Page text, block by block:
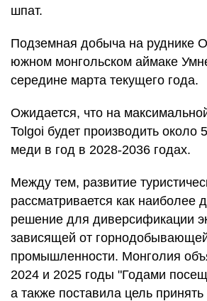
шпат.
Подземная добыча на руднике
южном монгольском аймаке
середине марта текущего года.
Ожидается, что на
Tolgoi будет производить около
меди в год в 2028-2036 годах.
Между тем, развитие
рассматривается как наиболее
решение для диверсификации
зависящей от
промышленности. Монголия
2024 и 2025 годы "Годами
а также поставила цель